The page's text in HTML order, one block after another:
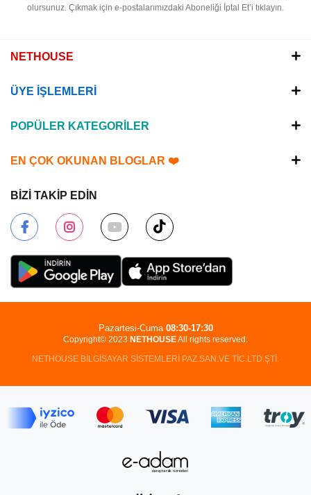
olursunuz. Çıkmak için e-postalarımızdaki Aboneliği İptal Et’i tıklayın.
NETHOUSE
ÜYE İŞLEMLERİ
POPÜLER KATEGORİLER
EN ÇOK OKUNAN BLOGLAR ❤️
BİZİ TAKİP EDİN
Copyright© 2023 NETHOUSEAll rights reserved.
NETHOUSE BİLGİSAYAR SİSTEMLERİ PAZ.SAN.VE TİC.LTD.ŞTİ.
Pazartesi-Cuma 08:30-17:30